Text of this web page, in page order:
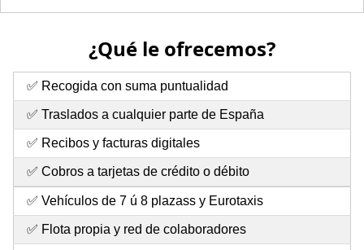
¿Qué le ofrecemos?
✅ Recogida con suma puntualidad
✅ Traslados a cualquier parte de España
✅ Recibos y facturas digitales
✅ Cobros a tarjetas de crédito o débito
✅ Vehículos de 7 ú 8 plazass y Eurotaxis
✅ Flota propia y red de colaboradores